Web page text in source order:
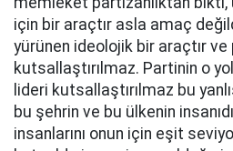
için bir araçtır asla amaç
yürünen ideolojik bir araçtır
kutsallaştırılmaz. Partinin o
lideri kutsallaştırılmaz bu
bu şehrin ve bu ülkenin
insanlarını onun için eşit